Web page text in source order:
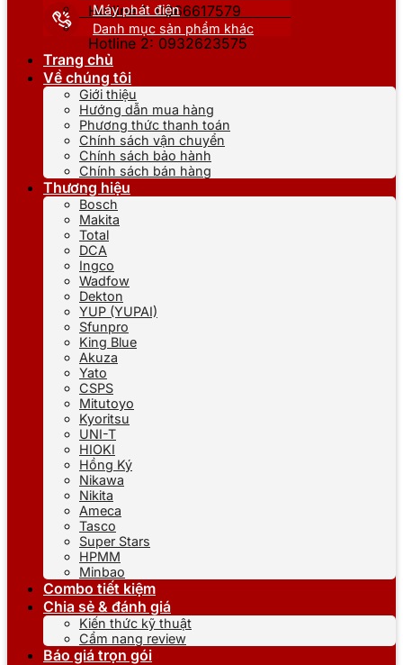
Hotline 1: 0866617579
Hotline 2: 0932623575
Máy phát điện
Danh mục sản phẩm khác
Trang chủ
Về chúng tôi
Giới thiệu
Hướng dẫn mua hàng
Phương thức thanh toán
Chính sách vận chuyển
Chính sách bảo hành
Chính sách bán hàng
Thương hiệu
Bosch
Makita
Total
DCA
Ingco
Wadfow
Dekton
YUP (YUPAI)
Sfunpro
King Blue
Akuza
Yato
CSPS
Mitutoyo
Kyoritsu
UNI-T
HIOKI
Hồng Ký
Nikawa
Nikita
Ameca
Tasco
Super Stars
HPMM
Minbao
Combo tiết kiệm
Chia sẻ & đánh giá
Kiến thức kỹ thuật
Cẩm nang review
Báo giá trọn gói